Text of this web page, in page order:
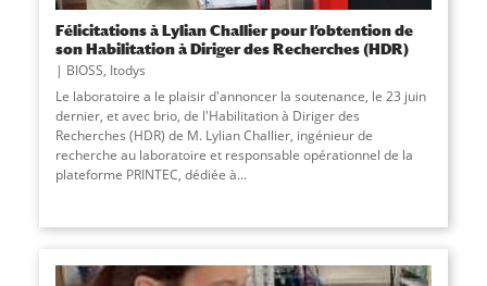
Félicitations à Lylian Challier pour l’obtention de
son Habilitation à Diriger des Recherches (HDR)
BIOSS, Itodys
Le laboratoire a le plaisir d'annoncer la soutenance, le 23 juin
dernier, et avec brio, de l'Habilitation à Diriger des
Recherches (HDR) de M. Lylian Challier, ingénieur de
recherche au laboratoire et responsable opérationnel de la
plateforme PRINTEC, dédiée à...